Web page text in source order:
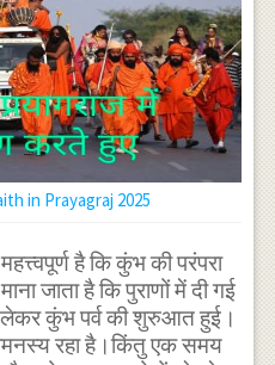
in Prayagraj 2025
है कि कुंभ की परंपरा
जाता है कि पुराणों में दी गई
कुंभ पर्व की शुरुआत हुई।
रहा है।किंतु एक समय